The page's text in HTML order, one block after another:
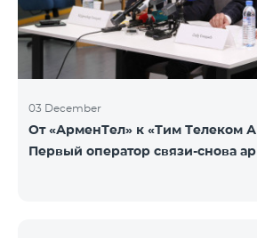
03 December
От «АрменТел» к «Тим Телеком
Первый оператор связи-снова